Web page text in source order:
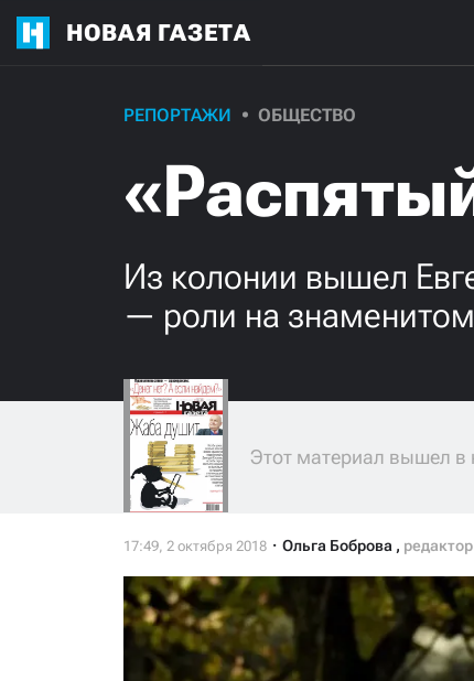
НОВАЯ ГАЗЕТА
РЕПОРТАЖИ ОБЩЕСТВО
Из колонии вышел
— роли на
Этот материал вышел
Ольга Боброва ,